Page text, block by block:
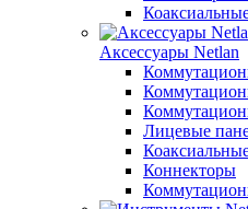
Аксессуары Netlan
Лицевые
Коннекторы